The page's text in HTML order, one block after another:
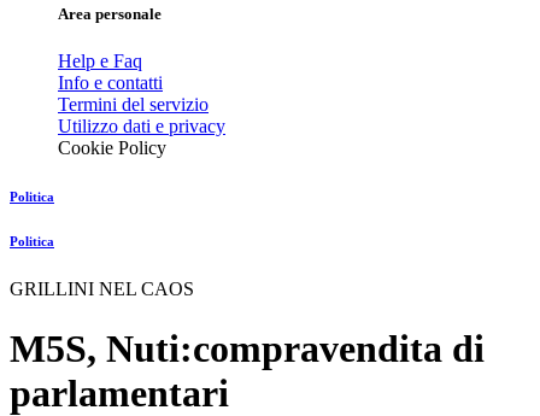
Area personale
Help e Faq
Info e contatti
Termini del servizio
Utilizzo dati e privacy
Cookie Policy
Politica
Politica
GRILLINI NEL CAOS
M5S, Nuti:compravendita di
parlamentari